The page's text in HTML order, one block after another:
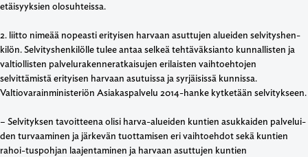
etäisyyksien olosuhteissa.
2. liitto nimeää nopeasti erityisen harvaan asuttujen alueiden selvityshen-
kilön. Selvityshenkilölle tulee antaa selkeä tehtäväksianto kunnallisten ja
valtiollisten palvelurakenneratkaisujen erilaisten vaihtoehtojen
selvittämistä erityisen harvaan asutuissa ja syrjäisissä kunnissa.
Valtiovarainministeriön Asiakaspalvelu 2014-hanke kytketään selvitykseen.
– Selvityksen tavoitteena olisi harva-alueiden kuntien asukkaiden palvelui-
den turvaaminen ja järkevän tuottamisen eri vaihtoehdot sekä kuntien
rahoi-tuspohjan laajentaminen ja harvaan asuttujen kuntien